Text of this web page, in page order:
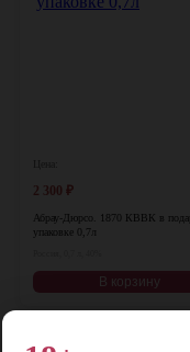
2 300 ₽
Абрау-Дюрсо. 1870 КВВК в
упаковке 0,7л
В корзину